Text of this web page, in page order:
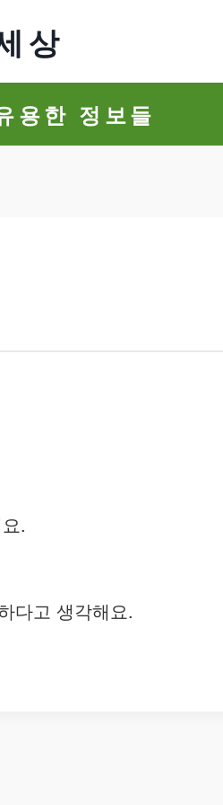
상
용한 정보들
.
다고 생각해요.